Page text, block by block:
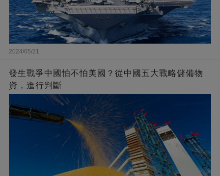
2024/05/21
發生戰爭中國怕不怕美國？從中國五大戰略儲備物
資，進行判斷